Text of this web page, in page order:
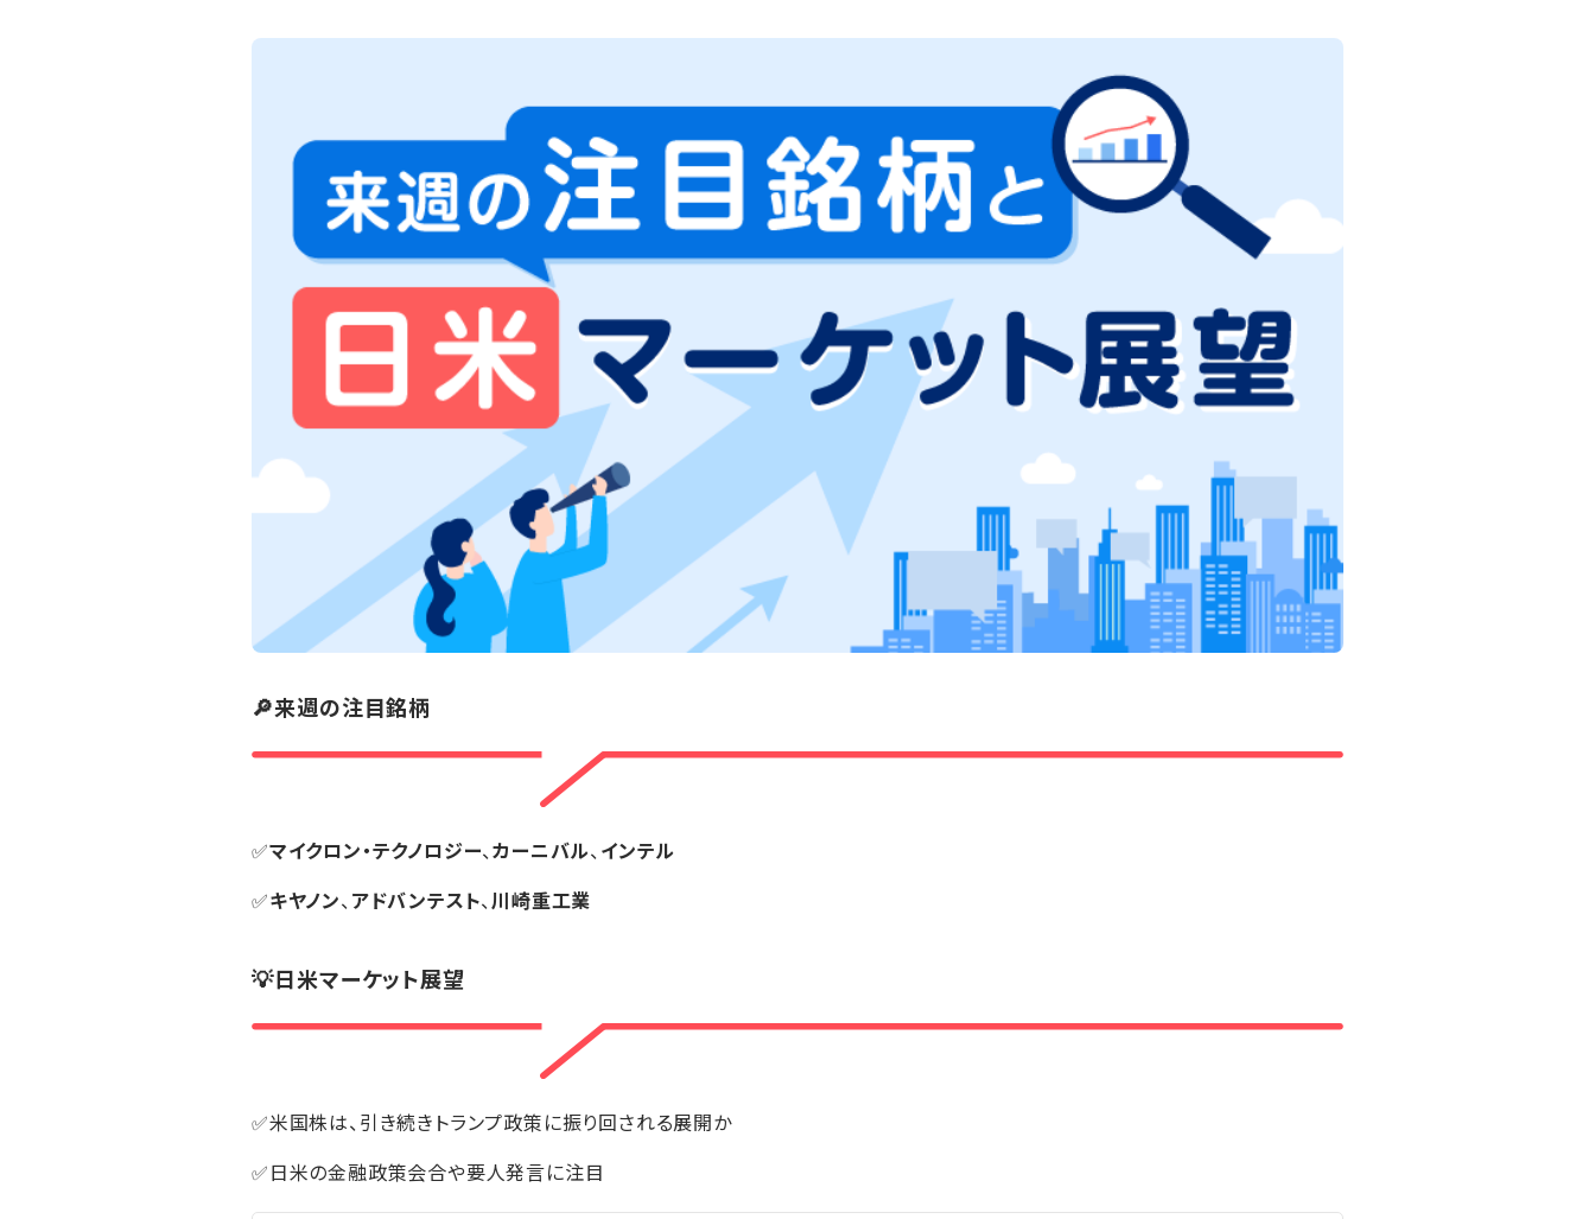
🔎来週の注目銘柄
✅マイクロン・テクノロジー、カーニバル、インテル
✅キヤノン、アドバンテスト、川崎重工業
💡日米マーケット展望
✅米国株は、引き続きトランプ政策に振り回される展開か
✅日米の金融政策会合や要人発言に注目